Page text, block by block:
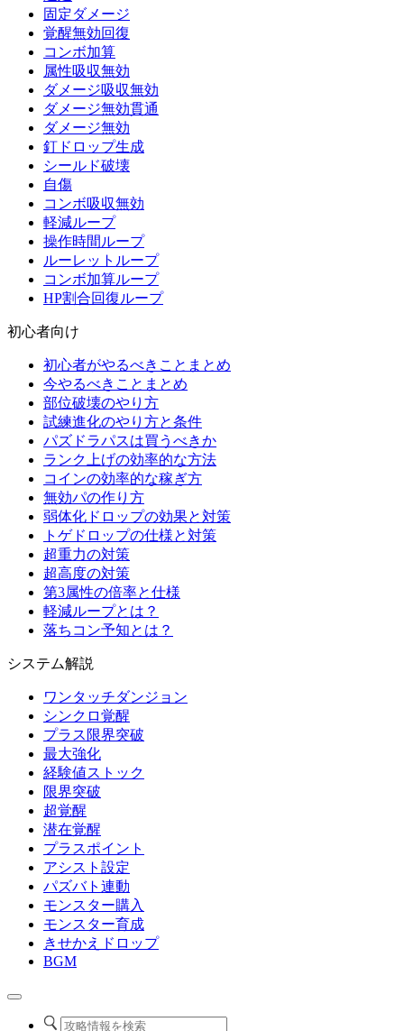
固定ダメージ
覚醒無効回復
コンボ加算
属性吸収無効
ダメージ吸収無効
ダメージ無効貫通
ダメージ無効
釘ドロップ生成
シールド破壊
自傷
コンボ吸収無効
軽減ループ
操作時間ループ
ルーレットループ
コンボ加算ループ
HP割合回復ループ
初心者向け
初心者がやるべきことまとめ
今やるべきことまとめ
部位破壊のやり方
試練進化のやり方と条件
パズドラパスは買うべきか
ランク上げの効率的な方法
コインの効率的な稼ぎ方
無効パの作り方
弱体化ドロップの効果と対策
トゲドロップの仕様と対策
超重力の対策
超高度の対策
第3属性の倍率と仕様
軽減ループとは？
落ちコン予知とは？
システム解説
ワンタッチダンジョン
シンクロ覚醒
プラス限界突破
最大強化
経験値ストック
限界突破
超覚醒
潜在覚醒
プラスポイント
アシスト設定
パズバト連動
モンスター購入
モンスター育成
きせかえドロップ
BGM